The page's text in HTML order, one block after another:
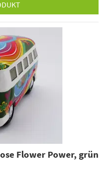
Flower Power, grün